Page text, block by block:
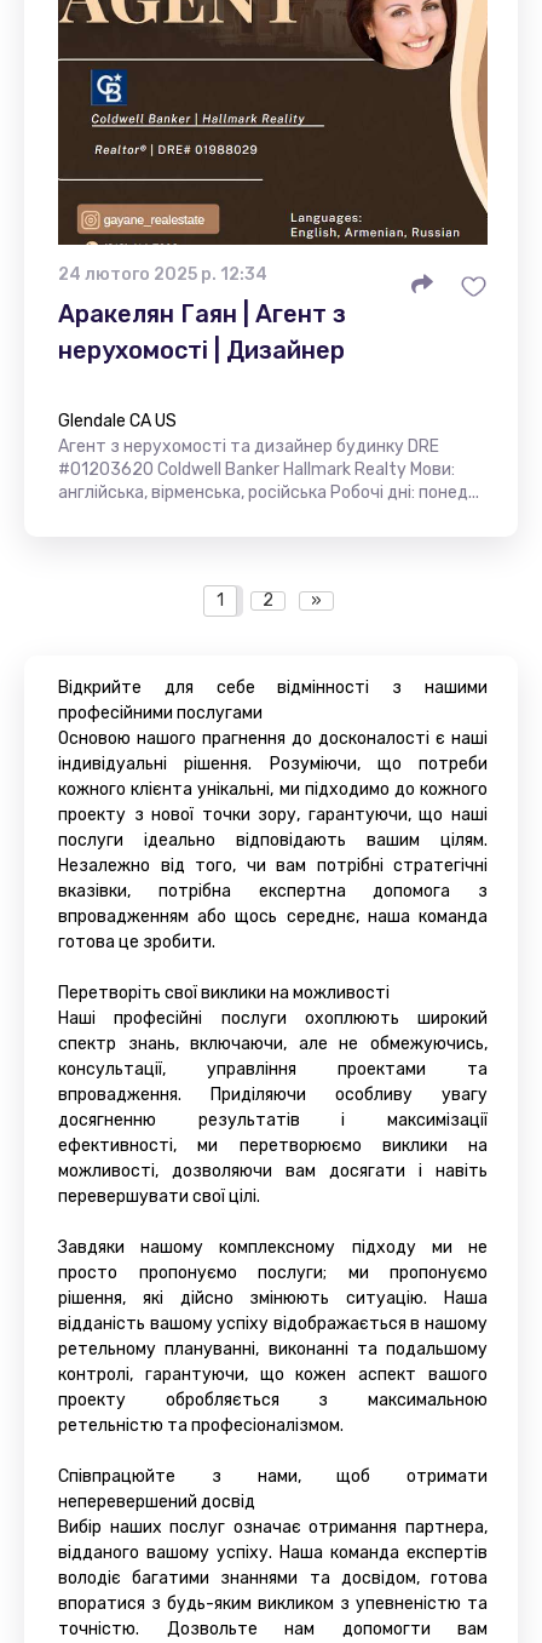
24 лютого 2025 р. 12:34
Аракелян Гаян | Агент з
нерухомості | Дизайнер
Glendale CA US
Агент з нерухомості та дизайнер будинку DRE
#01203620 Coldwell Banker Hallmark Realty Мови:
англійська, вірменська, російська Робочі дні: понед...
1 2 »
Відкрийте для себе відмінності з нашими
професійними послугами
Основою нашого прагнення до досконалості є наші
індивідуальні рішення. Розуміючи, що потреби
кожного клієнта унікальні, ми підходимо до кожного
проекту з нової точки зору, гарантуючи, що наші
послуги ідеально відповідають вашим цілям.
Незалежно від того, чи вам потрібні стратегічні
вказівки, потрібна експертна допомога з
впровадженням або щось середнє, наша команда
готова це зробити.
Перетворіть свої виклики на можливості
Наші професійні послуги охоплюють широкий
спектр знань, включаючи, але не обмежуючись,
консультації, управління проектами та
впровадження. Приділяючи особливу увагу
досягненню результатів і максимізації
ефективності, ми перетворюємо виклики на
можливості, дозволяючи вам досягати і навіть
перевершувати свої цілі.
Завдяки нашому комплексному підходу ми не
просто пропонуємо послуги; ми пропонуємо
рішення, які дійсно змінюють ситуацію. Наша
відданість вашому успіху відображається в нашому
ретельному плануванні, виконанні та подальшому
контролі, гарантуючи, що кожен аспект вашого
проекту обробляється з максимальною
ретельністю та професіоналізмом.
Співпрацюйте з нами, щоб отримати
неперевершений досвід
Вибір наших послуг означає отримання партнера,
відданого вашому успіху. Наша команда експертів
володіє багатими знаннями та досвідом, готова
впоратися з будь-яким викликом з упевненістю та
точністю. Дозвольте нам допомогти вам